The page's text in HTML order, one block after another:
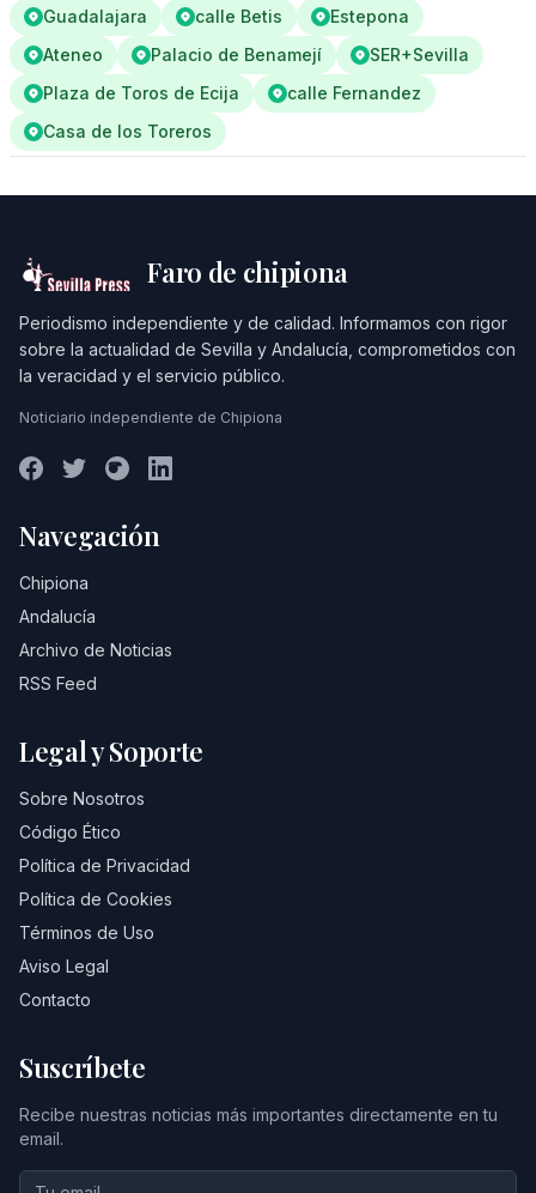
Guadalajara
calle Betis
Estepona
Ateneo
Palacio de Benamejí
SER+Sevilla
Plaza de Toros de Ecija
calle Fernandez
Casa de los Toreros
Faro de chipiona
Periodismo independiente y de calidad. Informamos con rigor
sobre la actualidad de Sevilla y Andalucía, comprometidos con
la veracidad y el servicio público.
Noticiario independiente de Chipiona
Navegación
Chipiona
Andalucía
Archivo de Noticias
RSS Feed
Legal y Soporte
Sobre Nosotros
Código Ético
Política de Privacidad
Política de Cookies
Términos de Uso
Aviso Legal
Contacto
Suscríbete
Recibe nuestras noticias más importantes directamente en tu
email.